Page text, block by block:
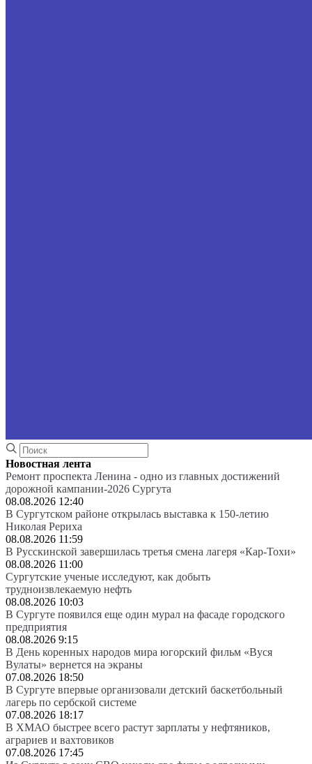
Новостная лента
Ремонт проспекта Ленина - одно из главных достижений
дорожной кампании-2026 Сургута
08.08.2026 12:40
В Сургутском районе открылась выставка к 150-летию
Николая Рериха
08.08.2026 11:59
В Русскинской завершилась третья смена лагеря «Кар-Тохи»
08.08.2026 11:00
Сургутские ученые исследуют, как добыть
трудноизвлекаемую нефть
08.08.2026 10:03
В Сургуте появился еще один мурал на фасаде городского
предприятия
08.08.2026 9:15
В День коренных народов мира югорский фильм «Вуся
Вулаты» вернется на экраны
07.08.2026 18:50
В Сургуте впервые организовали детский баскетбольный
лагерь по сербской системе
07.08.2026 18:17
В ХМАО быстрее всего растут зарплаты у нефтяников,
аграриев и вахтовиков
07.08.2026 17:45